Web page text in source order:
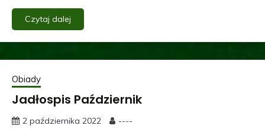
Czytaj dalej
Obiady
Jadłospis Październik
2 października 2022 ----